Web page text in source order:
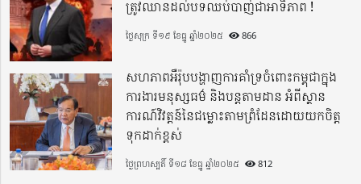
ត្រូវឈានដល់បទឈប់បាញ់ជាអាទិភាព !
ថ្ងៃសុក្រ ទី១៩ ខែធ្នូ ឆ្នាំ២០២៥ 866
សហភាពអឺរ៉ុបបង្ហាញការគាំទ្រចំពោះកម្ពុជាក្នុង
ការងារមនុស្សធម៌ និងបន្តតាមដាន អំពីស្ថាន
ការណ៍វិវត្តន៍នៃជម្លោះតាមព្រំដែនដោយយកចិត្ត
ទុកដាក់ខ្ពស់
ថ្ងៃព្រហស្បតិ៍ ទី១៨ ខែធ្នូ ឆ្នាំ២០២៥ 812